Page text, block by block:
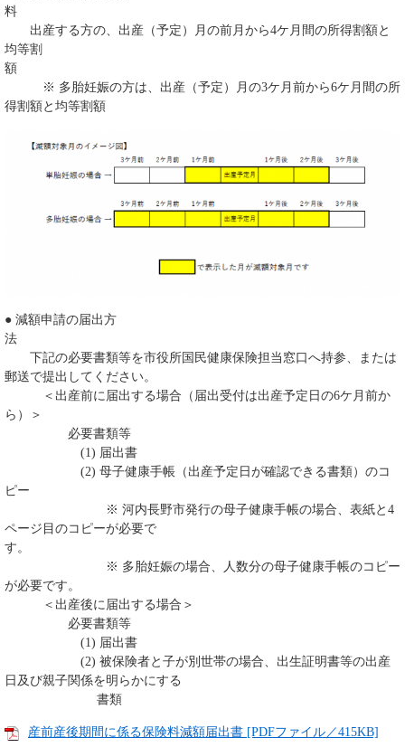
出産する方の、出産（予定）月の前月から4ケ月間の所得割額と
均等割
※ 多胎妊娠の方は、出産（予定）月の3ケ月前から6ケ月間の所
得割額と均等割額
● 減額申請の届出方
下記の必要書類等を市役所国民健康保険担当窓口へ持参、または
郵送で提出してください。
＜出産前に届出する場合（届出受付は出産予定日の6ケ月前か
ら）＞
必要書類等
(1) 届出書
(2) 母子健康手帳（出産予定日が確認できる書類）のコ
ピー
※ 河内長野市発行の母子健康手帳の場合、表紙と4
ページ目のコピーが必要で
す。
※ 多胎妊娠の場合、人数分の母子健康手帳のコピー
が必要です。
＜出産後に届出する場合＞
必要書類等
(1) 届出書
(2) 被保険者と子が別世帯の場合、出生証明書等の出産
日及び親子関係を明らかにする
書類
産前産後期間に係る保険料減額届出書 [PDFファイル／415KB]